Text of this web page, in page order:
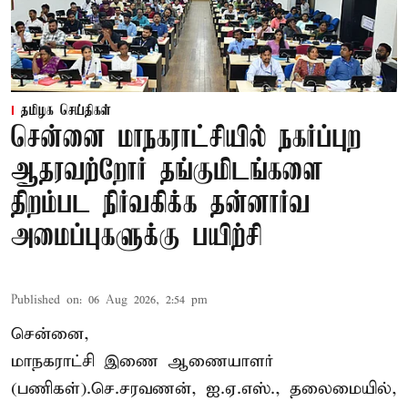
தமிழக செய்திகள்
சென்னை மாநகராட்சியில் நகர்ப்புற
ஆதரவற்றோர் தங்குமிடங்களை
திறம்பட நிர்வகிக்க தன்னார்வ
அமைப்புகளுக்கு பயிற்சி
Published on: 06 Aug 2026, 2:54 pm
சென்னை,
மாநகராட்சி இணை ஆணையாளர்
(பணிகள்).செ.சரவணன், ஐ.ஏ.எஸ்., தலைமையில்,